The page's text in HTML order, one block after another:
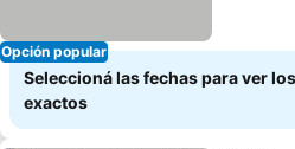
Opción popular
Seleccioná las fechas para ver
exactos